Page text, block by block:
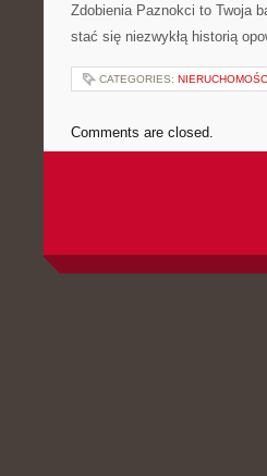
Zdobienia Paznokci to Twoja
stać się niezwykłą historią
CATEGORIES:
Comments are closed.